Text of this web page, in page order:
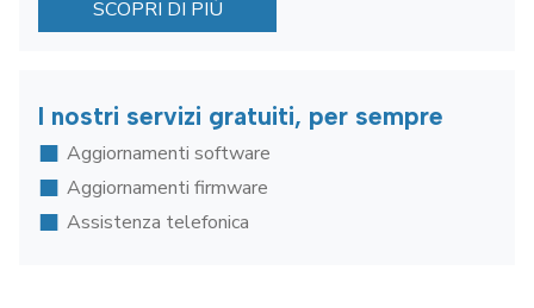
SCOPRI DI PIÙ
I nostri servizi gratuiti, per sempre
Aggiornamenti software
Aggiornamenti firmware
Assistenza telefonica